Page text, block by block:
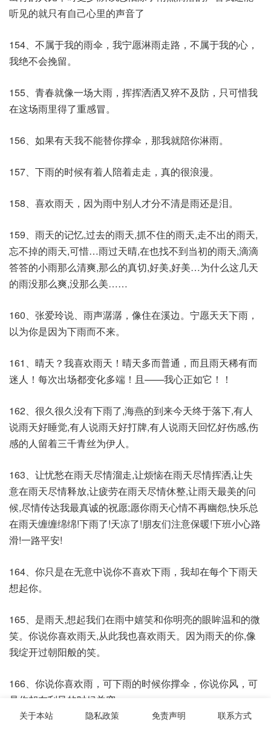
听见的就只有自己心里的声音了
154、不属于我的雨伞，我宁愿淋雨走路，不属于我的心，
我绝不会挽留。
155、青春就像一场大雨，挥挥洒洒又猝不及防，只可惜我
在这场雨里得了重感冒。
156、如果有天我不能替你撑伞，那我就陪你淋雨。
157、下雨的时候有着人陪着走走，真的很浪漫。
158、喜欢雨天，因为雨中别人才分不清是雨还是泪。
159、雨天的记忆,过去的雨天,抓不住的雨天,走不出的雨天,
忘不掉的雨天,可惜…雨过天晴,在也找不到当初的雨天,滴滴
答答的小雨那么清爽,那么的真切,好美,好美…为什么这几天
的雨没那么爽,没那么美……
160、张爱玲说、雨声潺潺，像住在溪边。宁愿天天下雨，
以为你是因为下雨而不来。
161、晴天？我喜欢雨天！晴天多而普通，而且雨天稀有而
迷人！每次出场都变化多端！且——我心正如它！！
162、很久很久没有下雨了,海燕的到来今天终于落下,有人
说雨天好睡觉,有人说雨天好打牌,有人说雨天回忆好伤感,伤
感的人留着三千青丝为伊人。
163、让忧愁在雨天尽情溜走,让烦恼在雨天尽情挥洒,让失
意在雨天尽情释放,让疲劳在雨天尽情休整,让雨天最美的问
候,尽情传达我最真诚的祝愿;愿你雨天心情不再幽怨,快乐总
在雨天缠缠绵绵!下雨了!天凉了!朋友们注意保暖!下班小心路
滑!一路平安!
164、你只是在无意中说你不喜欢下雨，我却在每个下雨天
想起你。
165、是雨天,想起我们在雨中嬉笑和你明亮的眼眸温和的微
笑。你说你喜欢雨天,从此我也喜欢雨天。因为雨天的你,像
我绽开过朝阳般的笑。
166、你说你喜欢雨，可下雨的时候你撑伞，你说你风，可
是你却在刮风的时候关窗。
关于本站 隐私政策 免责声明 联系方式